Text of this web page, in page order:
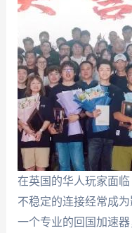
在英国的华人玩家面
不稳定的连接经常成
一个专业的回国加速